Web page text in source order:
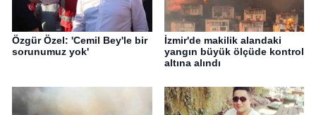
Özgür Özel: 'Cemil Bey'le bir
sorunumuz yok'
İzmir'de makilik alandaki
yangın büyük ölçüde kontrol
altına alındı